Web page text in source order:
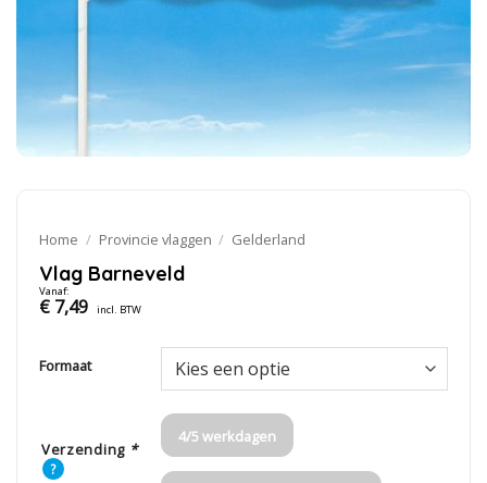
Home / Provincie vlaggen / Gelderland
Vlag Barneveld
Vanaf:
€7,49 incl. BTW
Formaat
Verzending *
?
4/5 werkdagen